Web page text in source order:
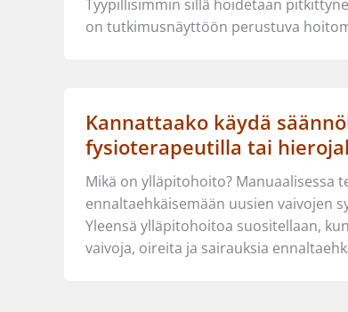
Tyypillisimmin sillä hoidetaan
on tutkimusnäyttöön perustuva
Kannattaako käydä
fysioterapeutilla tai
Mikä on ylläpitohoito? Manuaalisessa
ennaltaehkäisemään uusien vaivojen
Yleensä ylläpitohoitoa suositellaan,
vaivoja, oireita ja sairauksia